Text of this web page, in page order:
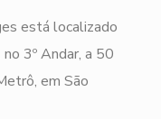
está localizado
3º Andar, a 50
em São